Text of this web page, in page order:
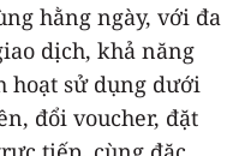
hằng ngày, với đa
dịch, khả năng
hoạt sử dụng dưới
đổi voucher, đặt